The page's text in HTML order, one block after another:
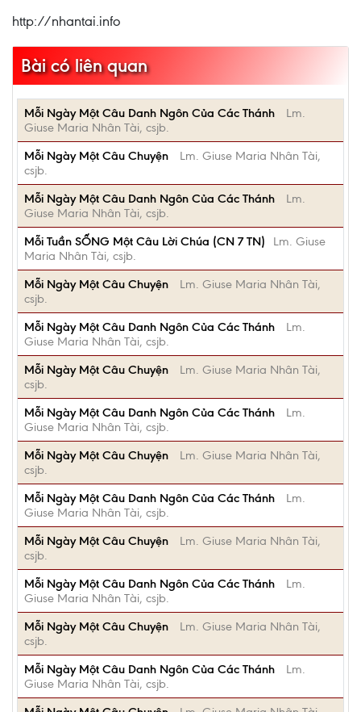
http://nhantai.info
Bài có liên quan
Mỗi Ngày Một Câu Danh Ngôn Của Các Thánh
Lm.
Giuse Maria Nhân Tài, csjb.
Mỗi Ngày Một Câu Chuyện
Lm. Giuse Maria Nhân Tài,
csjb.
Mỗi Ngày Một Câu Danh Ngôn Của Các Thánh
Lm.
Giuse Maria Nhân Tài, csjb.
Mỗi Tuần SỐNG Một Câu Lời Chúa (CN 7 TN)
Lm. Giuse
Maria Nhân Tài, csjb.
Mỗi Ngày Một Câu Chuyện
Lm. Giuse Maria Nhân Tài,
csjb.
Mỗi Ngày Một Câu Danh Ngôn Của Các Thánh
Lm.
Giuse Maria Nhân Tài, csjb.
Mỗi Ngày Một Câu Chuyện
Lm. Giuse Maria Nhân Tài,
csjb.
Mỗi Ngày Một Câu Danh Ngôn Của Các Thánh
Lm.
Giuse Maria Nhân Tài, csjb.
Mỗi Ngày Một Câu Chuyện
Lm. Giuse Maria Nhân Tài,
csjb.
Mỗi Ngày Một Câu Danh Ngôn Của Các Thánh
Lm.
Giuse Maria Nhân Tài, csjb.
Mỗi Ngày Một Câu Chuyện
Lm. Giuse Maria Nhân Tài,
csjb.
Mỗi Ngày Một Câu Danh Ngôn Của Các Thánh
Lm.
Giuse Maria Nhân Tài, csjb.
Mỗi Ngày Một Câu Chuyện
Lm. Giuse Maria Nhân Tài,
csjb.
Mỗi Ngày Một Câu Danh Ngôn Của Các Thánh
Lm.
Giuse Maria Nhân Tài, csjb.